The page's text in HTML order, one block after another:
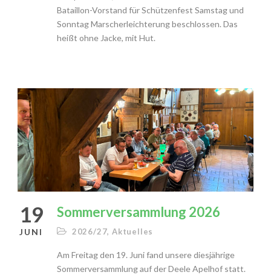
Bataillon-Vorstand für Schützenfest Samstag und
Sonntag Marscherleichterung beschlossen. Das
heißt ohne Jacke, mit Hut.
19
JUNI
Sommerversammlung 2026
2026/27, Aktuelles
Am Freitag den 19. Juni fand unsere diesjährige
Sommerversammlung auf der Deele Apelhof statt.